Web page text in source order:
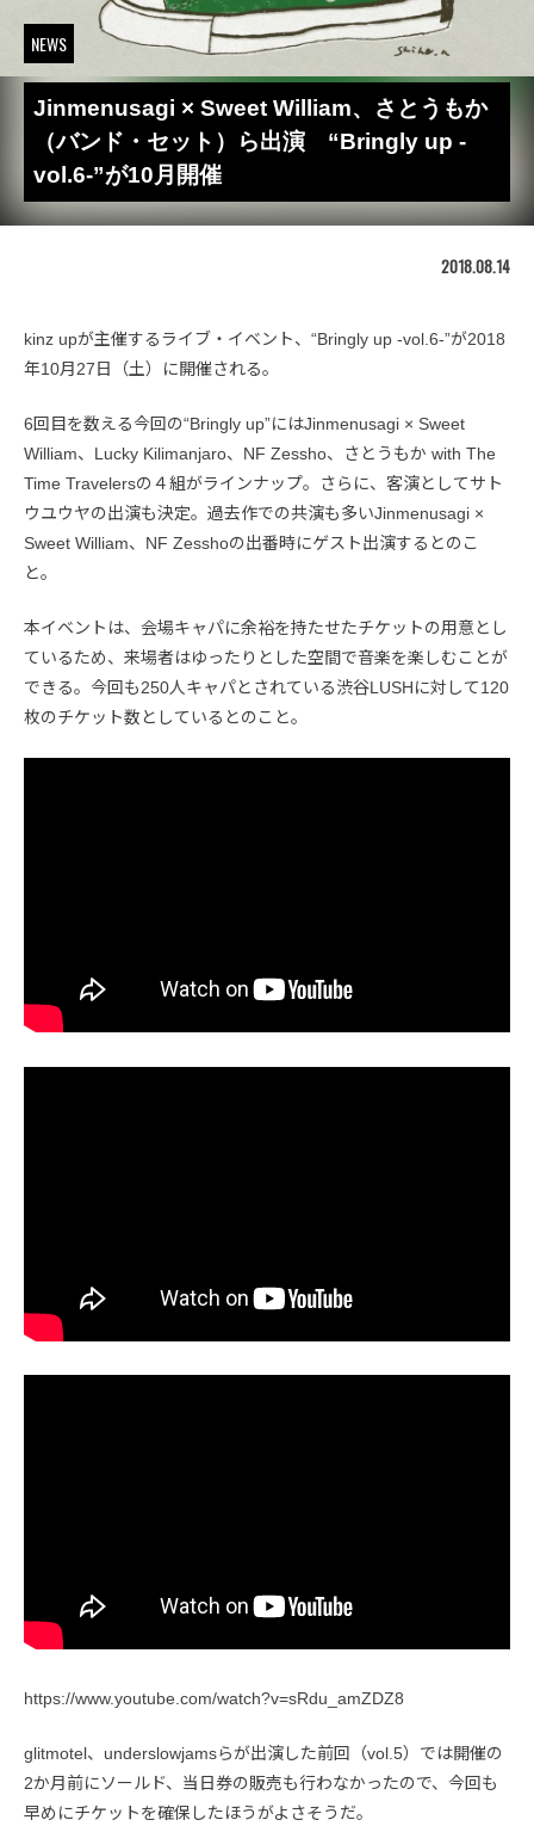
NEWS
Jinmenusagi × Sweet William、さとうもか
（バンド・セット）ら出演 “Bringly up -
vol.6-”が10月開催
2018.08.14
kinz upが主催するライブ・イベント、“Bringly up -vol.6-”が2018
年10月27日（土）に開催される。
6回目を数える今回の“Bringly up”にはJinmenusagi × Sweet
William、Lucky Kilimanjaro、NF Zessho、さとうもか with The
Time Travelersの４組がラインナップ。さらに、客演としてサト
ウユウヤの出演も決定。過去作での共演も多いJinmenusagi ×
Sweet William、NF Zesshoの出番時にゲスト出演するとのこ
と。
本イベントは、会場キャパに余裕を持たせたチケットの用意とし
ているため、来場者はゆったりとした空間で音楽を楽しむことが
できる。今回も250人キャパとされている渋谷LUSHに対して120
枚のチケット数としているとのこと。
https://www.youtube.com/watch?v=sRdu_amZDZ8
glitmotel、underslowjamsらが出演した前回（vol.5）では開催の
2か月前にソールド、当日券の販売も行わなかったので、今回も
早めにチケットを確保したほうがよさそうだ。